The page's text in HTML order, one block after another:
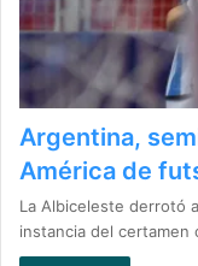
Argentina,
América de
La Albiceleste derrotó
instancia del